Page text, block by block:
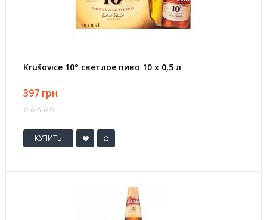
Krušovice 10° светлое пиво 10 х 0,5 л
397 грн
КУПИТЬ